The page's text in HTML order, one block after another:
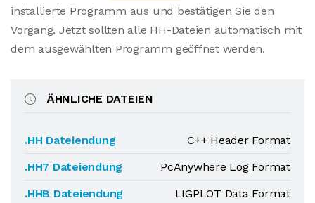
installierte Programm aus und bestätigen Sie den
Vorgang. Jetzt sollten alle HH-Dateien automatisch mit
dem ausgewählten Programm geöffnet werden.
ÄHNLICHE DATEIEN
.HH Dateiendung
C++ Header Format
.HH7 Dateiendung
PcAnywhere Log Format
.HHB Dateiendung
LIGPLOT Data Format